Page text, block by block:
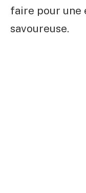
faire pour une
savoureuse.